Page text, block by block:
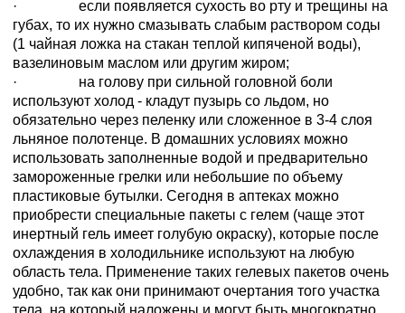
· если появляется сухость во рту и трещины на
губах, то их нужно смазывать слабым раствором соды
(1 чайная ложка на стакан теплой кипяченой воды),
вазелиновым маслом или другим жиром;
· на голову при сильной головной боли
используют холод - кладут пузырь со льдом, но
обязательно через пеленку или сложенное в 3-4 слоя
льняное полотенце. В домашних условиях можно
использовать заполненные водой и предварительно
замороженные грелки или небольшие по объему
пластиковые бутылки. Сегодня в аптеках можно
приобрести специальные пакеты с гелем (чаще этот
инертный гель имеет голубую окраску), которые после
охлаждения в холодильнике используют на любую
область тела. Применение таких гелевых пакетов очень
удобно, так как они принимают очертания того участка
тела, на который наложены и могут быть многократно